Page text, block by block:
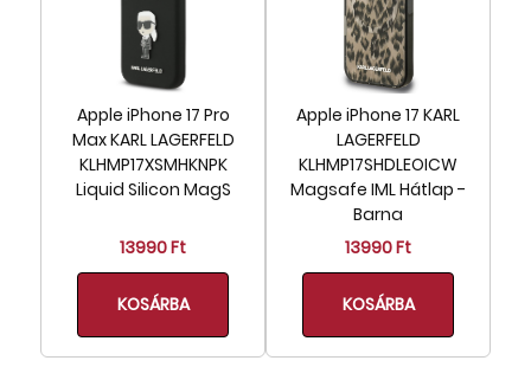
Apple iPhone 17 Pro
Max KARL LAGERFELD
KLHMP17XSMHKNPK
Liquid Silicon MagS
13990 Ft
KOSÁRBA
Apple iPhone 17 KARL
LAGERFELD
KLHMP17SHDLEOICW
Magsafe IML Hátlap -
Barna
13990 Ft
KOSÁRBA